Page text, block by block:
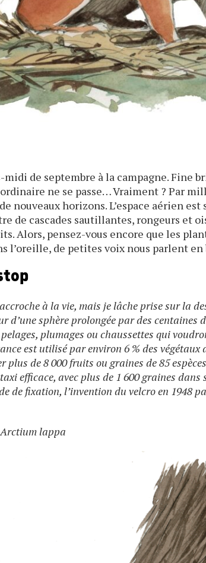
midi de septembre à la campagne. Fine
ne se passe… Vraiment ? Par
nouveaux horizons. L’espace aérien
de cascades sautillantes, rongeurs et
Alors, pensez-vous encore que les
l’oreille, de petites voix nous parlent
à la vie, mais je lâche prise sur la
d’une sphère prolongée par des centaines
plumages ou chaussettes qui
est utilisé par environ 6 % des végétaux
plus de 8 000 fruits ou graines de 85
efficace, avec plus de 1 600 graines
de fixation, l’invention du velcro en 1948
Arctium lappa